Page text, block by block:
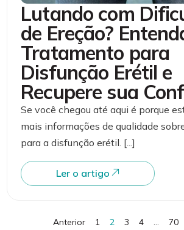
Lutando com
de Ereção?
Tratamento para
Disfunção Erétil e
Recupere sua
Se você chegou até aqui é porque
mais informações de qualidade
para a disfunção erétil. [...]
Ler o artigo
Anterior 1 2 3 4 … 70